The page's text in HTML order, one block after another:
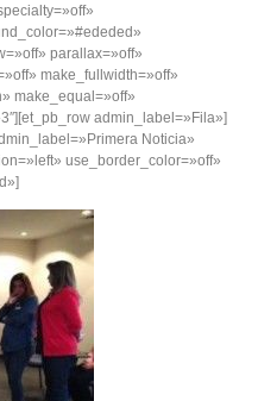
parallax=»off»
make_fullwidth=»off»
make_equal=»off»
admin_label=»Fila»]
Noticia»
use_border_color=»off»